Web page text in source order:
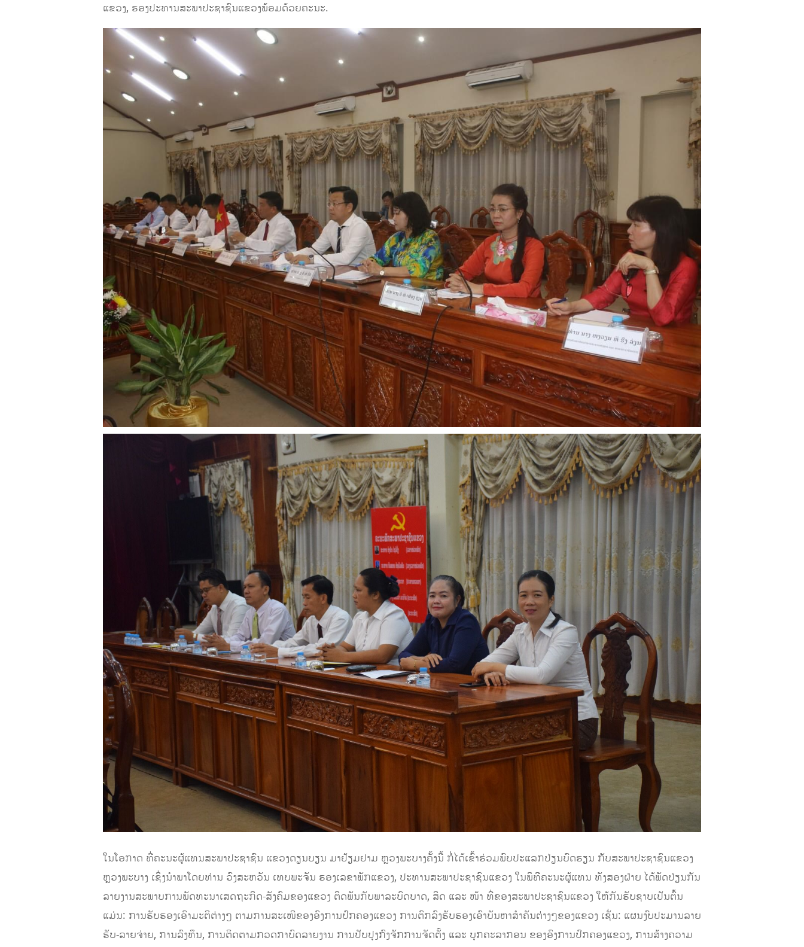
ແຂວງ, ຮອງປະທານສະພາປະຊາຊົນແຂວງພ້ອມດ້ວຍຄະນະ.
ໃນໂອກາດ ທີ່ຄະນະຜູ້ແທນສະພາປະຊາຊົນ ແຂວງດຽນບຽນ ມາຢ້ຽມຢາມ ຫຼວງພະບາງຄັ້ງນີ້ ກໍໄດ້ເຂົ້າຮ່ວມພົບປະແລກປ່ຽນບົດຮຽນ ກັບສະພາປະຊາຊົນແຂວງ
ຫຼວງພະບາງ ເຊິງນໍາພາໂດຍທ່ານ ວົງສະຫວັນ ເທບພະຈັນ ຮອງເລຂາພັກແຂວງ, ປະທານສະພາປະຊາຊົນແຂວງ ໃນພິທີຄະນະຜູ້ແທນ ທັງສອງຝ່າຍ ໄດ້ພັດປ່ຽນກັນ
ລາຍງານສະພາບການພັດທະນາເສດຖະກິດ-ສັງຄົມຂອງແຂວງ ຕິດພັນກັບພາລະບົດບາດ, ສິດ ແລະ ໜ້າ ທີ່ຂອງສະພາປະຊາຊົນແຂວງ ໃຫ້ກັນຮັບຊາບເປັນຕົ້ນ
ແມ່ນ: ການຮັບຮອງເອົາມະຕິຕ່າງໆ ຕາມການສະເໜີຂອງອົງການປົກຄອງແຂວງ ການຕົກລົງຮັບຮອງເອົາບັນຫາສຳຄັນຕ່າງໆຂອງແຂວງ ເຊັ່ນ: ແຜນງົບປະມານລາຍ
ຮັບ-ລາຍຈ່າຍ, ການລົງທຶນ, ການຕິດຕາມກວດກາບົດລາຍງານ ການປັບປຸງກົງຈັກການຈັດຕັ້ງ ແລະ ບຸກຄະລາກອນ ຂອງອົງການປົກຄອງແຂວງ, ການສ້າງຄວາມ